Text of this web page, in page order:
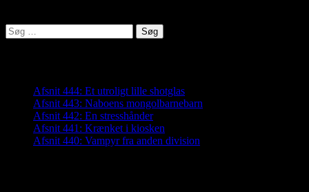
Søg
efter:
Afsnit 444: Et utroligt lille shotglas
Afsnit 443: Naboens mongolbarnebarn
Afsnit 442: En stresshånder
Afsnit 441: Krænket i kiosken
Afsnit 440: Vampyr fra anden division